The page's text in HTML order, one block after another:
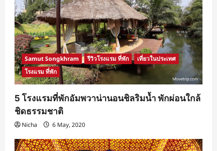
Samut Songkhram รีวิวโรงแรม ที่พัก
เที่ยวในประเทศ
โรงแรม ที่พัก
5 โรงแรมที่พักอัมพวาน่านอนชิลริมน้ำ พักผ่อนใกล้
ชิดธรรมชาติ
Nicha 6 May, 2020